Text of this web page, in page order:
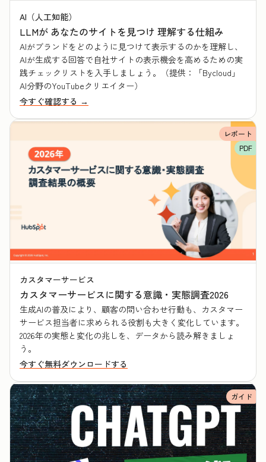
AI（人工知能）
LLMが あなたのサイトを見つけ 理解する仕組み
AIがブランドをどのように見つけて表示するのかを理解し、
AIが生成する回答で自社サイトの表示機会を高めるための実
践チェックリストを入手しましょう。（提供：「Bycloud」
AI分野のYouTubeクリエイター）
今すぐ確認する →
レポート
PDF
カスタマーサービス
カスタマーサービスに関する意識・実態調査2026
生成AIの普及により、顧客の問い合わせ行動も、カスタマー
サービス担当者に求められる役割も大きく変化しています。
2026年の実態と変化の兆しを、データから読み解きましょ
う。
今すぐ無料ダウンロードする
ガイド